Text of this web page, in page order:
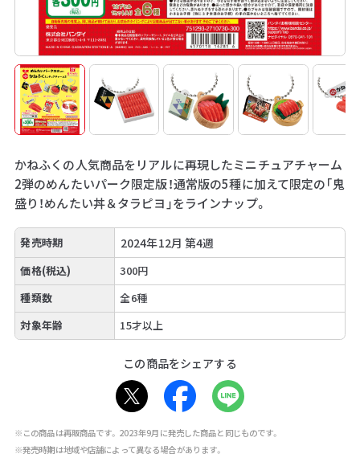
かねふくの人気商品をリアルに再現したミニチュアチャーム
2弾のめんたいパーク限定版！通常版の5種に加えて限定の「鬼
盛り！めんたい丼＆タラピヨ」をラインナップ。
発売時期 2024年12月 第4週
価格(税込)
300円
種類数
全6種
対象年齢
15才以上
この商品をシェアする
※この商品は再販商品です。2023年9月に発売した商品と同じものです。
※発売時期は地域や店舗によって異なる場合があります。